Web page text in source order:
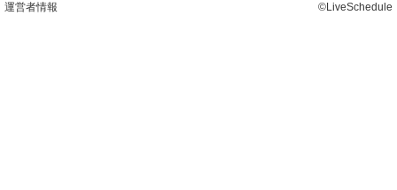
©LiveSchedule
運営者情報